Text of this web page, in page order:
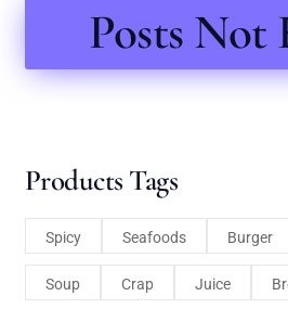
Posts Not
Products Tags
Spicy Seafoods Burger
Soup Crap Juice